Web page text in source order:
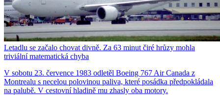
Letadlu se začalo chovat divně. Za 63 minut čiré hrůzy mohla
triviální matematická chyba
V sobotu 23. července 1983 odletěl Boeing 767 Air Canada z
Montrealu s necelou polovinou paliva, které posádka předpokládala
na palubě. V cestovní hladině mu zhasly oba motory.